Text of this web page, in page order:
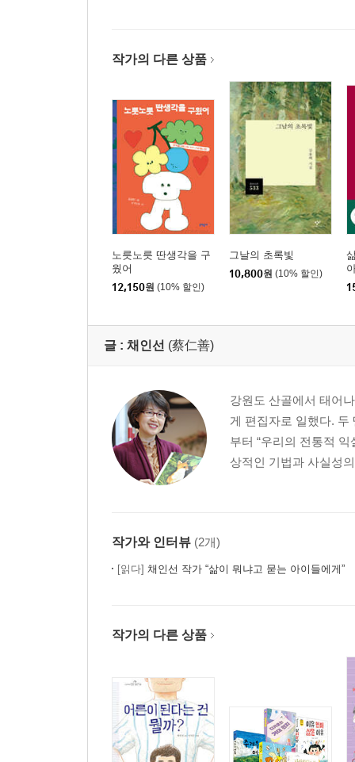
작가의 다른 상품
노릇노릇 딴생각을 구
웠어
12,150원 (10% 할인)
그날의 초록빛
10,800원 (10% 할인)
글 : 채인선 (蔡仁善)
강원도 산골에서 태어
게 편집자로 일했다.
부터 “우리의 전통적
상적인 기법과 사실성
작가와 인터뷰 (2개)
[읽다] 채인선 작가 “삶이 뭐냐고 묻는 아이들에게”
작가의 다른 상품